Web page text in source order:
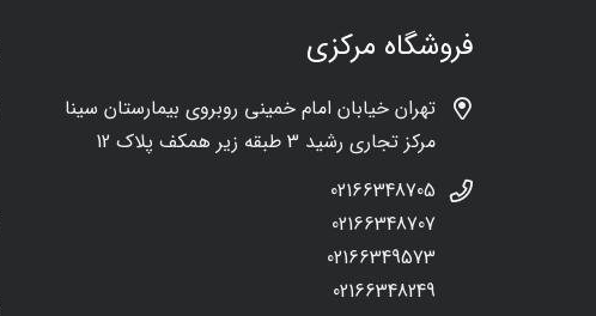
فروشگاه مرکزی
تهران خیابان امام خمینی روبروی بیمارستان سینا
مرکز تجاری رشید 3 طبقه زیر همکف پلاک 12
02166348705
02166348707
02166349573
02166348249